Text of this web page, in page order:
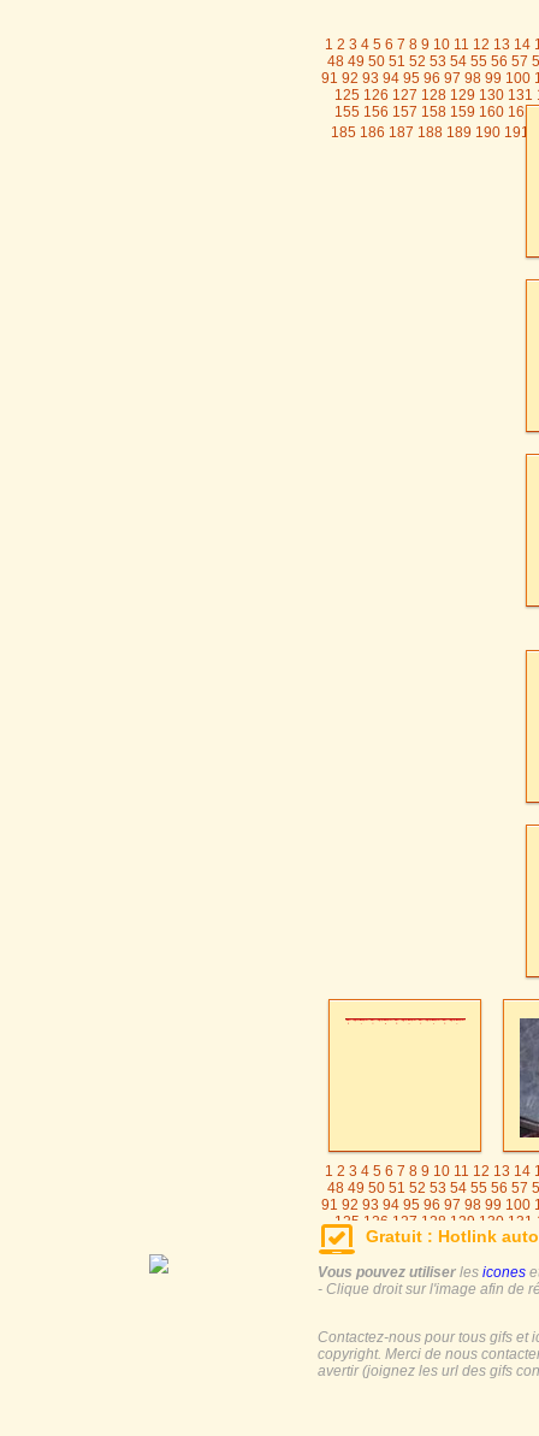
1 2 3 4 5 6 7 8 9 10 11 12 13 14
48 49 50 51 52 53 54 55 56 57
91 92 93 94 95 96 97 98 99 100
125 126 127 128 129 130 131
155 156 157 158 159 160 161
185 186 187 188 189 190 191
1 2 3 4 5 6 7 8 9 10 11 12 13 14
48 49 50 51 52 53 54 55 56 57
91 92 93 94 95 96 97 98 99 100
125 126 127 128 129 130 131
155
156 157 158 159 160 161
185
Gratuit : Hotlink
Vous pouvez utiliser les icones
- Clique droit sur l'image afin de
Contactez-nous pour tous gifs et
copyright. Merci de nous
avertir (joignez les url des gifs